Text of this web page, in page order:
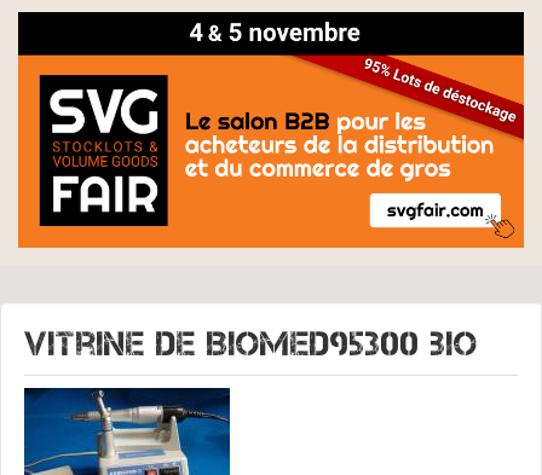
Vitrine de BIOMED95300 bio